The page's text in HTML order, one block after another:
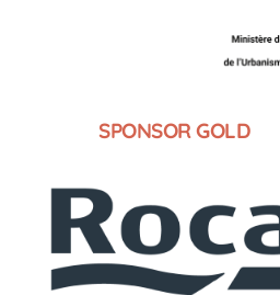
SPONSOR GOLD